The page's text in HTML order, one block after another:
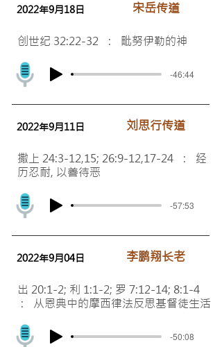
2022年9月18日 宋岳传道
创世纪 32:22-32 : 毗努伊勒的神
-46:44
2022年9月11日 刘思行传道
撒上 24:3-12,15; 26:9-12,17-24 : 经
历忍耐, 以善待恶
-57:53
2022年9月04日 李鹏翔长老
出 20:1-2; 利 1:1-2; 罗 7:12-14; 8:1-4
: 从恩典中的摩西律法反思基督徒生活
-50:08